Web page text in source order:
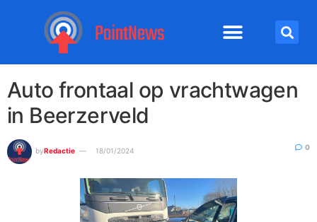
Auto frontaal op vrachtwagen
in Beerzerveld
byRedactie 18/01/2024 0